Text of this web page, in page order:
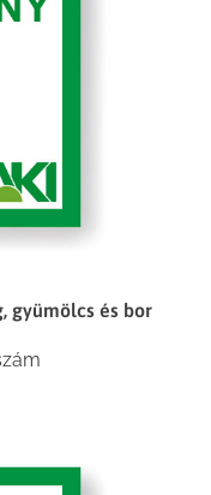
gyümölcs és bor